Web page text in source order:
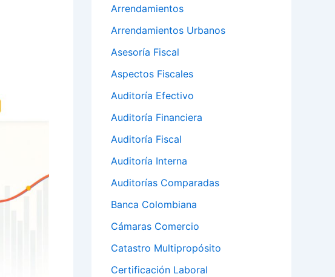
Arrendamientos
Arrendamientos Urbanos
Asesoría Fiscal
Aspectos Fiscales
Auditoría Efectivo
Auditoría Financiera
Auditoría Fiscal
Auditoría Interna
Auditorías Comparadas
Banca Colombiana
Cámaras Comercio
Catastro Multipropósito
Certificación Laboral